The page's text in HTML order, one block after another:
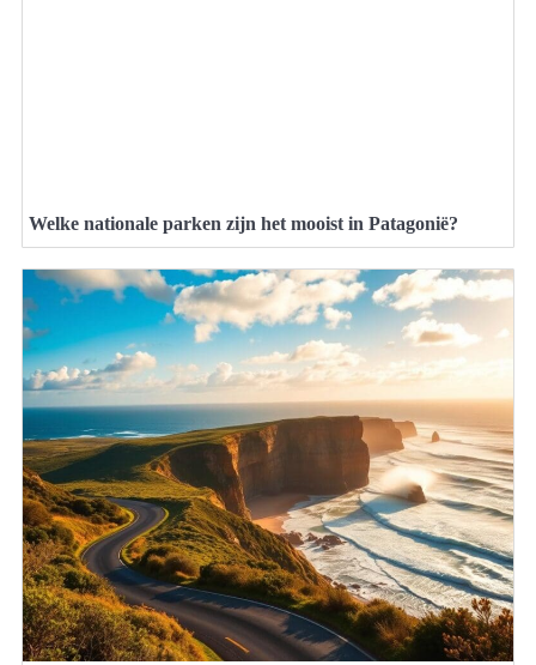
Welke nationale parken zijn het mooist in Patagonië?